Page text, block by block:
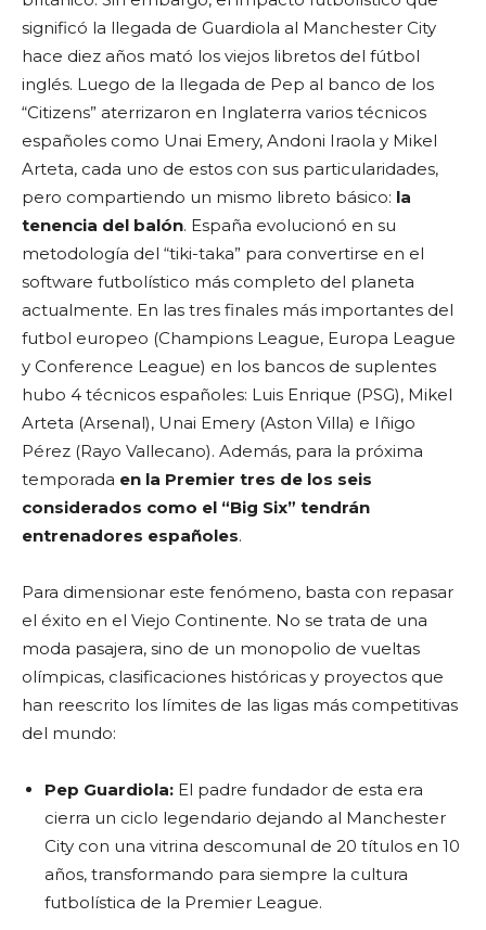
significó la llegada de Guardiola al Manchester City
hace diez años mató los viejos libretos del fútbol
inglés. Luego de la llegada de Pep al banco de los
“Citizens” aterrizaron en Inglaterra varios técnicos
españoles como Unai Emery, Andoni Iraola y Mikel
Arteta, cada uno de estos con sus particularidades,
pero compartiendo un mismo libreto básico: la
tenencia del balón. España evolucionó en su
metodología del “tiki-taka” para convertirse en el
software futbolístico más completo del planeta
actualmente. En las tres finales más importantes del
futbol europeo (Champions League, Europa League
y Conference League) en los bancos de suplentes
hubo 4 técnicos españoles: Luis Enrique (PSG), Mikel
Arteta (Arsenal), Unai Emery (Aston Villa) e Iñigo
Pérez (Rayo Vallecano). Además, para la próxima
temporada en la Premier tres de los seis
considerados como el “Big Six” tendrán
entrenadores españoles.
Para dimensionar este fenómeno, basta con repasar
el éxito en el Viejo Continente. No se trata de una
moda pasajera, sino de un monopolio de vueltas
olímpicas, clasificaciones históricas y proyectos que
han reescrito los límites de las ligas más competitivas
del mundo:
Pep Guardiola: El padre fundador de esta era
cierra un ciclo legendario dejando al Manchester
City con una vitrina descomunal de 20 títulos en 10
años, transformando para siempre la cultura
futbolística de la Premier League.